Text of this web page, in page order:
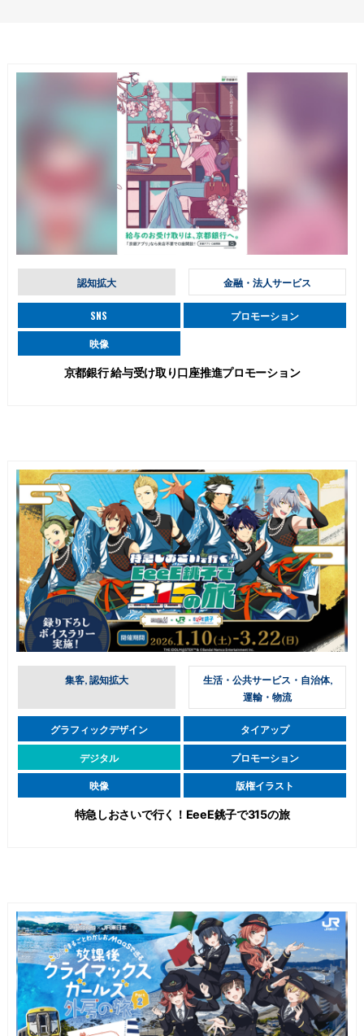
認知拡大 金融・法人サービス
SNS プロモーション
映像
京都銀行 給与受け取り口座推進プロモーション
集客, 認知拡大
生活・公共サービス・自治体,
運輸・物流
グラフィックデザイン タイアップ
デジタル プロモーション
映像 版権イラスト
特急しおさいで行く！EeeE銚子で315の旅